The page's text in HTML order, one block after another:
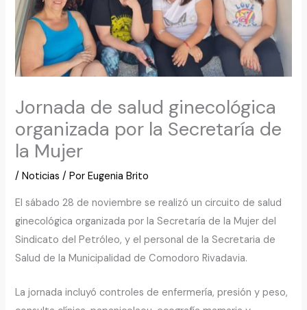
Jornada de salud ginecológica
organizada por la Secretaría de
la Mujer
/Noticias / PorEugenia Brito
El sábado 28 de noviembre se realizó un circuito de salud
ginecológica organizada por la Secretaría de la Mujer del
Sindicato del Petróleo, y el personal de la Secretaria de
Salud de la Municipalidad de Comodoro Rivadavia.
La jornada incluyó controles de enfermería, presión y peso,